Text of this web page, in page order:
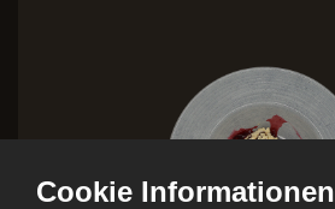
Cookie Informationen